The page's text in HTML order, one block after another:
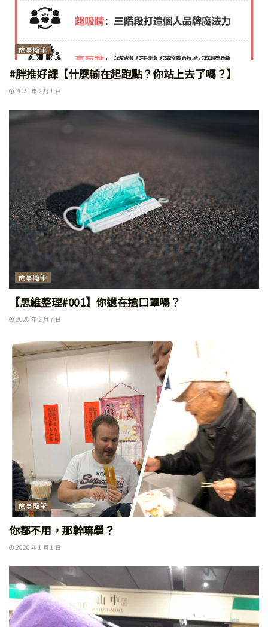
故事隨筆
#胖推好課【什麼輸在起跑點？你站上去了嗎？】
2021 年 2 月 1 日
故事隨筆
【思維整理#001】你還在搶口罩嗎？
2020 年 2 月 7 日
故事隨筆
你都不用，那幹嘛學？
2020 年 1 月 1 日